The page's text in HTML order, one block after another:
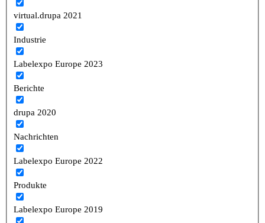
virtual.drupa 2021
Industrie
Labelexpo Europe 2023
Berichte
drupa 2020
Nachrichten
Labelexpo Europe 2022
Produkte
Labelexpo Europe 2019